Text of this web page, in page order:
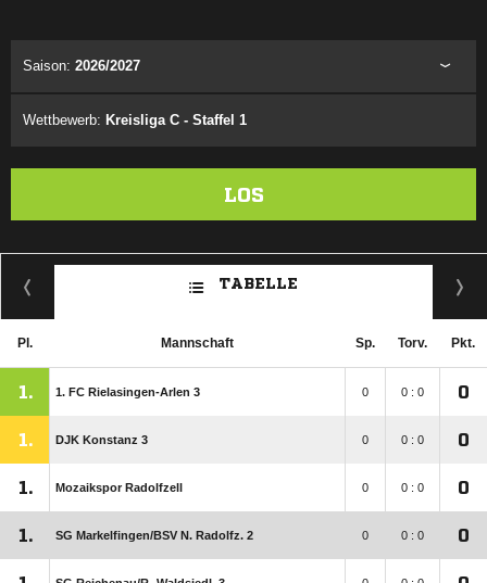
Saison: 2026/2027
Wettbewerb: Kreisliga C - Staffel 1
LOS
TABELLE
Pl. Mannschaft Sp. Torv. Pkt.
1. 1. FC Rielasingen-Arlen 3 0 0 : 0 0
1. DJK Konstanz 3 0 0 : 0 0
1. Mozaikspor Radolfzell 0 0 : 0 0
1. SG Markelfingen/​BSV N. Radolfz. 2 0 0 : 0 0